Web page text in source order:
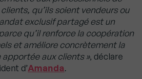
qu’ils soient vendeurs ou
exclusif partagé est un
qu’il renforce la coopération
et améliore concrètement la
aux clients », déclare
d’Amanda.